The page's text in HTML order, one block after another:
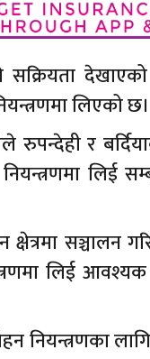
देखाएको
लिएको छ।
रुपन्देही र
लिई
सञ्चालन
लिई आवश्यक
नियन्त्रणका